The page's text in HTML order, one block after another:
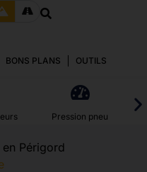
BONS PLANS OUTILS
Pression pneu
Périgord